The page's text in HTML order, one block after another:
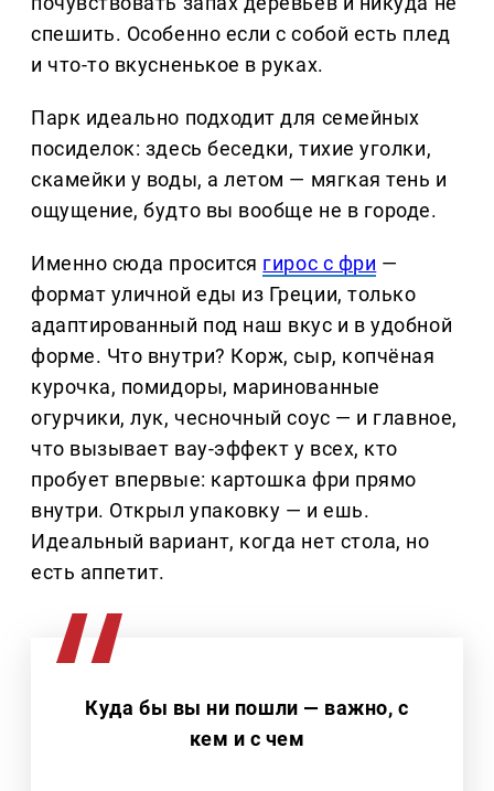
спешить. Особенно если с собой есть плед
и что-то вкусненькое в руках.
Парк идеально подходит для семейных
посиделок: здесь беседки, тихие уголки,
скамейки у воды, а летом — мягкая тень и
ощущение, будто вы вообще не в городе.
Именно сюда просится гирос с фри —
формат уличной еды из Греции, только
адаптированный под наш вкус и в удобной
форме. Что внутри? Корж, сыр, копчёная
курочка, помидоры, маринованные
огурчики, лук, чесночный соус — и главное,
что вызывает вау-эффект у всех, кто
пробует впервые: картошка фри прямо
внутри. Открыл упаковку — и ешь.
Идеальный вариант, когда нет стола, но
есть аппетит.
Куда бы вы ни пошли — важно, с
кем и с чем